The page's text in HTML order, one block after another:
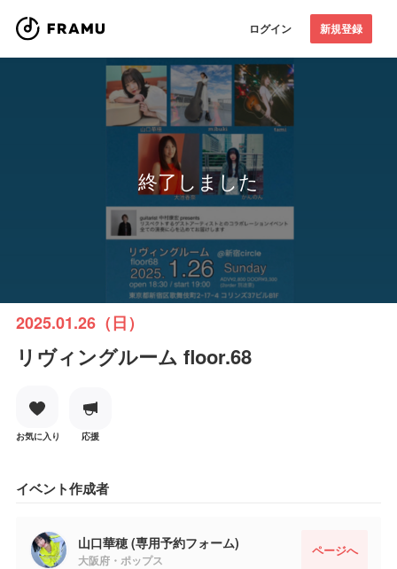
ログイン 新規登録
終了しました
2025.01.26（日）
リヴィングルーム floor.68
お気に入り 応援
イベント作成者
山口華穂 (専用予約フォーム)
大阪府・ポップス
ページへ